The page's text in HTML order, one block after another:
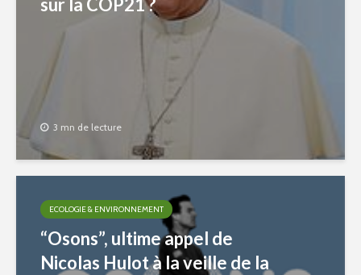
sur la COP21 ?
3 mn de lecture
ECOLOGIE & ENVIRONNEMENT
“Osons”, ultime appel de
Nicolas Hulot à la veille de la